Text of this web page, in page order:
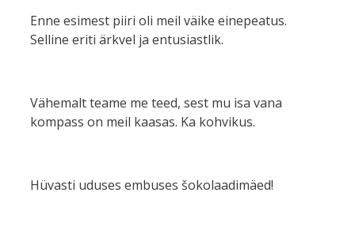
Enne esimest piiri oli meil väike einepeatus.
Selline eriti ärkvel ja entusiastlik.
Vähemalt teame me teed, sest mu isa vana
kompass on meil kaasas. Ka kohvikus.
Hüvasti uduses embuses šokolaadimäed!